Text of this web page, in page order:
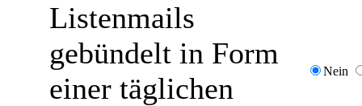
Listenmails
gebündelt in Form
einer täglichen
Nein